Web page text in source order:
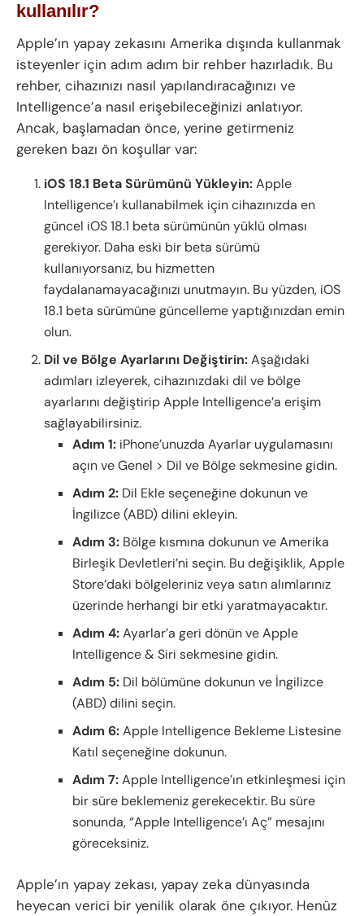
kullanılır?
Apple’ın yapay zekasını Amerika dışında kullanmak
isteyenler için adım adım bir rehber hazırladık. Bu
rehber, cihazınızı nasıl yapılandıracağınızı ve
Intelligence’a nasıl erişebileceğinizi anlatıyor.
Ancak, başlamadan önce, yerine getirmeniz
gereken bazı ön koşullar var:
iOS 18.1 Beta Sürümünü Yükleyin:Apple
Intelligence’ı kullanabilmek için cihazınızda en
güncel iOS 18.1 beta sürümünün yüklü olması
gerekiyor. Daha eski bir beta sürümü
kullanıyorsanız, bu hizmetten
faydalanamayacağınızı unutmayın. Bu yüzden, iOS
18.1 beta sürümüne güncelleme yaptığınızdan emin
olun.
Dil ve Bölge Ayarlarını Değiştirin:Aşağıdaki
adımları izleyerek, cihazınızdaki dil ve bölge
ayarlarını değiştirip Apple Intelligence’a erişim
sağlayabilirsiniz.
Adım 1:iPhone’unuzda Ayarlar uygulamasını
açın ve Genel > Dil ve Bölge sekmesine gidin.
Adım 2:Dil Ekle seçeneğine dokunun ve
İngilizce (ABD) dilini ekleyin.
Adım 3:Bölge kısmına dokunun ve Amerika
Birleşik Devletleri’ni seçin. Bu değişiklik, Apple
Store’daki bölgeleriniz veya satın alımlarınız
üzerinde herhangi bir etki yaratmayacaktır.
Adım 4:Ayarlar’a geri dönün ve Apple
Intelligence & Siri sekmesine gidin.
Adım 5:Dil bölümüne dokunun ve İngilizce
(ABD) dilini seçin.
Adım 6:Apple Intelligence Bekleme Listesine
Katıl seçeneğine dokunun.
Adım 7:Apple Intelligence’ın etkinleşmesi için
bir süre beklemeniz gerekecektir. Bu süre
sonunda, “Apple Intelligence’ı Aç” mesajını
göreceksiniz.
Apple’ın yapay zekası, yapay zeka dünyasında
heyecan verici bir yenilik olarak öne çıkıyor. Henüz